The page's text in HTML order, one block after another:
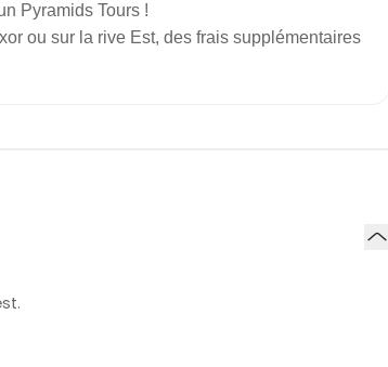
Pyramids Tours !
ou sur la rive Est, des frais supplémentaires